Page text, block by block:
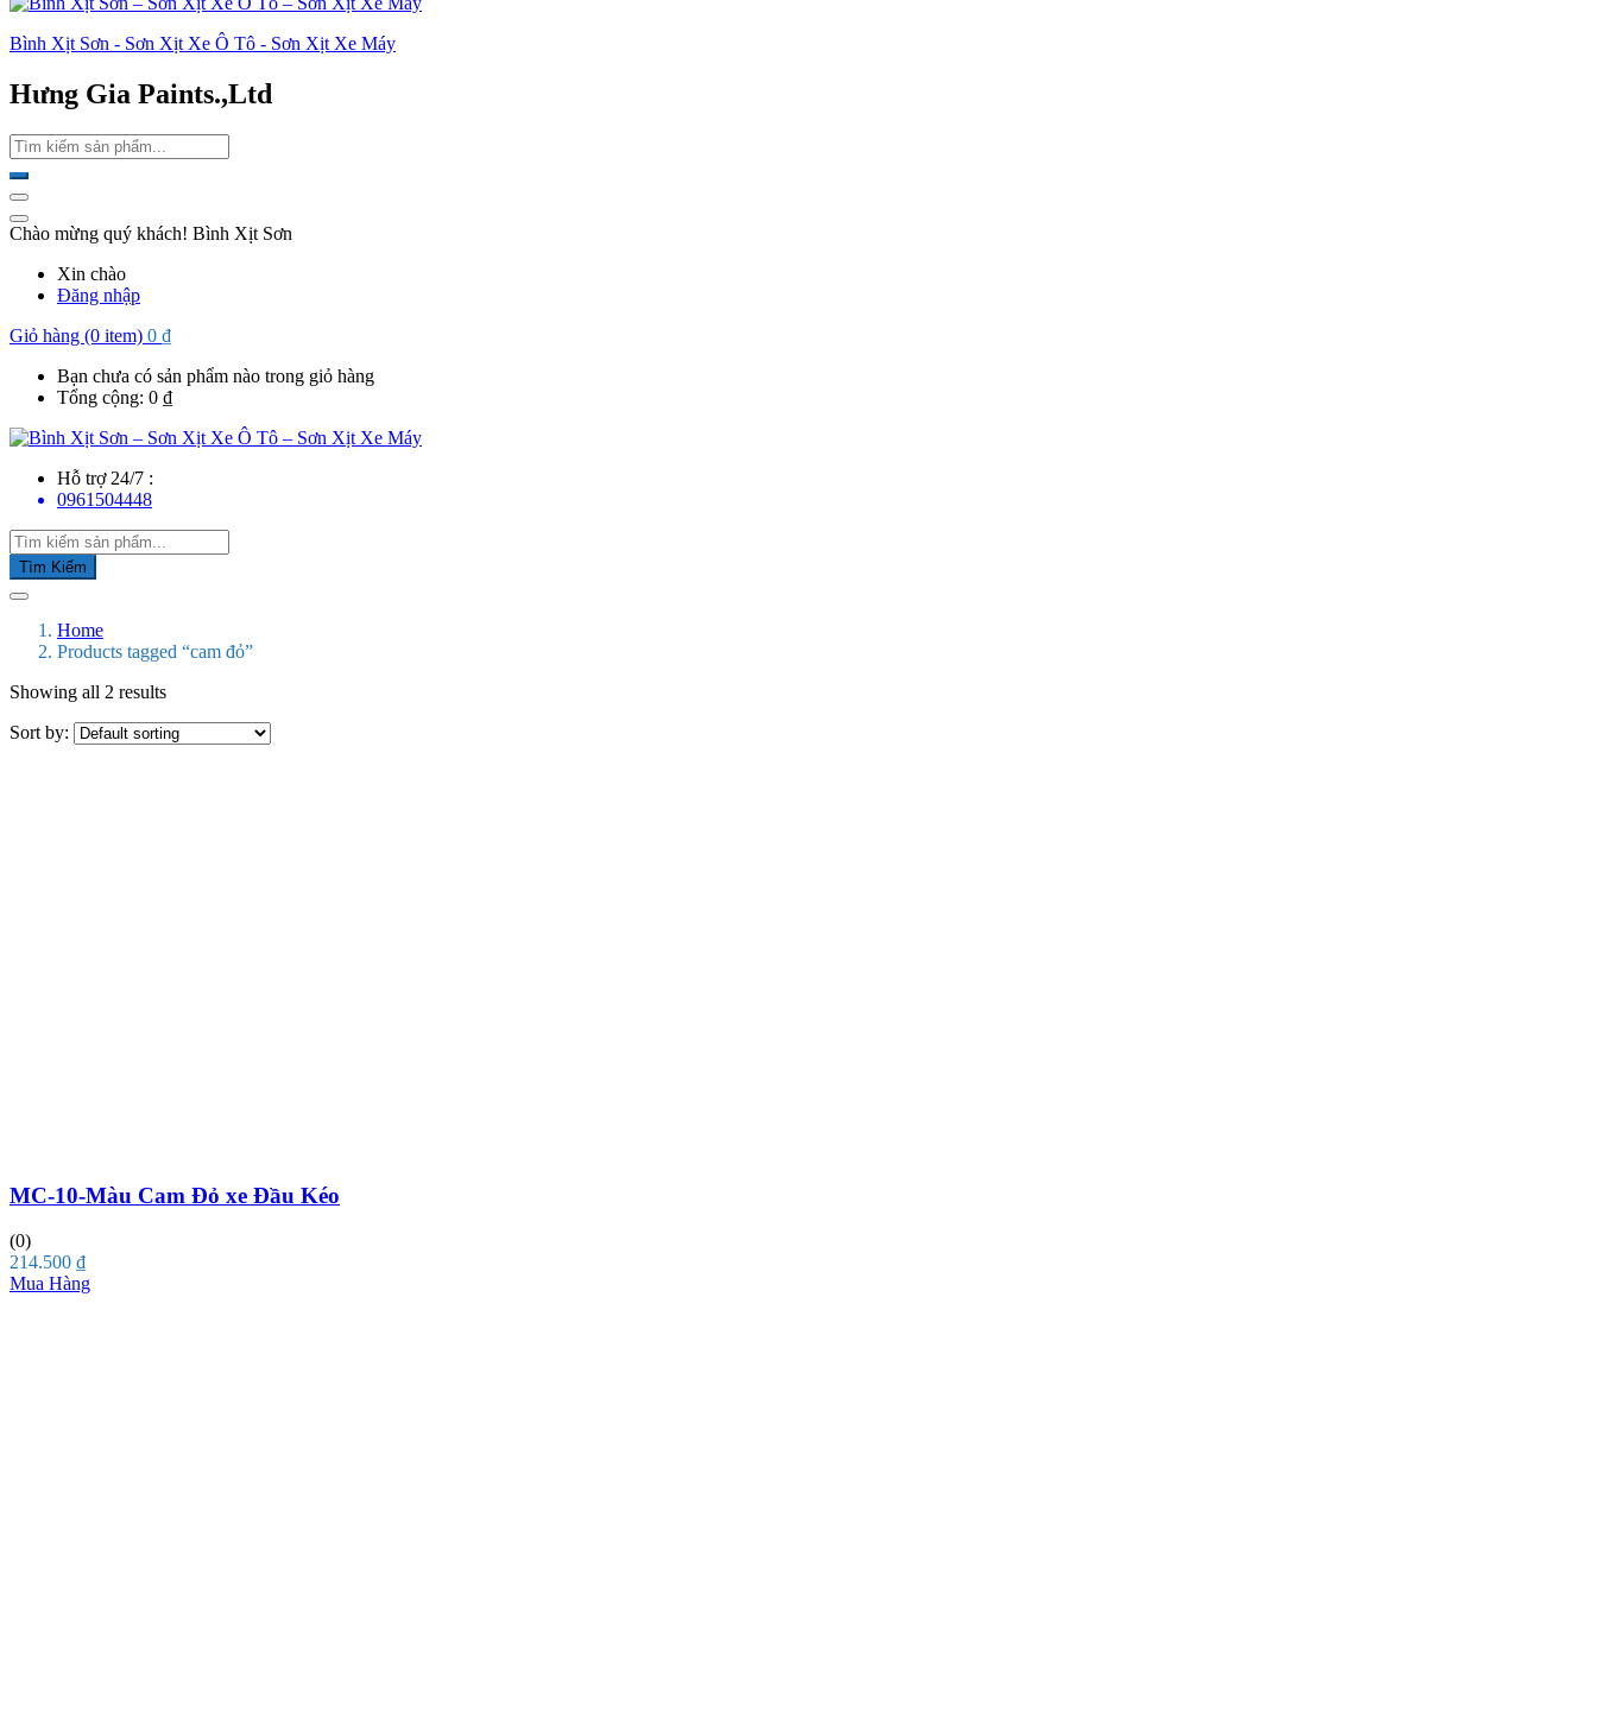
Bình Xịt Sơn - Sơn Xịt Xe Ô Tô - Sơn Xịt Xe Máy
Hưng Gia Paints.,Ltd
Chào mừng quý khách! Bình Xịt Sơn
Xin chào
Đăng nhập
Giỏ hàng (0 item) 0 ₫
Bạn chưa có sản phẩm nào trong giỏ hàng
Tổng cộng: 0 ₫
Hỗ trợ 24/7 :
0961504448
Tìm Kiếm
Home
Products tagged “cam đỏ”
Showing all 2 results
Sort by:
MC-10-Màu Cam Đỏ xe Đầu Kéo
(0)
214.500 ₫
Mua Hàng